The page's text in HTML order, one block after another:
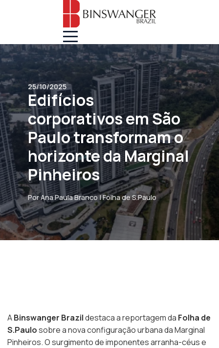
25/10/2025
Edifícios
corporativos em São
Paulo transformam o
horizonte da Marginal
Pinheiros
Por Ana Paula Branco | Folha de S.Paulo
ABinswanger Brazildestaca a reportagem da Folha de
S.Paulosobre a nova configuração urbana da Marginal
Pinheiros. O surgimento de imponentes arranha-céus e